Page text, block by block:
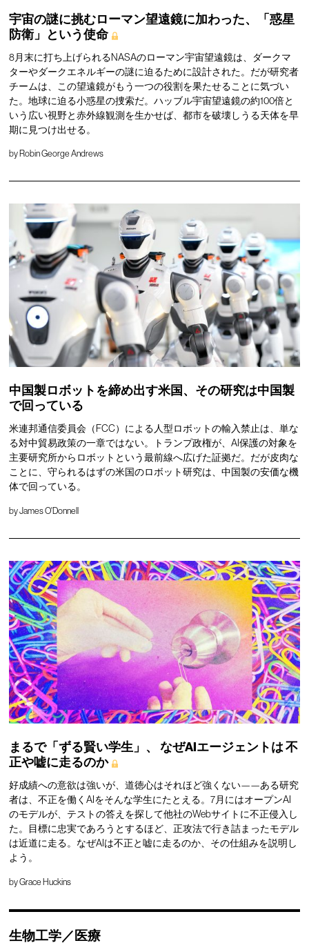
宇宙の謎に挑むローマン望遠鏡に加わった、「惑星
防衛」という使命
8月末に打ち上げられるNASAのローマン宇宙望遠鏡は、ダークマ
ターやダークエネルギーの謎に迫るために設計された。だが研究者
チームは、この望遠鏡がもう一つの役割を果たせることに気づい
た。地球に迫る小惑星の捜索だ。ハッブル宇宙望遠鏡の約100倍と
いう広い視野と赤外線観測を生かせば、都市を破壊しうる天体を早
期に見つけ出せる。
by Robin George Andrews
中国製ロボットを締め出す米国、その研究は中国製
で回っている
米連邦通信委員会（FCC）による人型ロボットの輸入禁止は、単な
る対中貿易政策の一章ではない。トランプ政権が、AI保護の対象を
主要研究所からロボットという最前線へ広げた証拠だ。だが皮肉な
ことに、守られるはずの米国のロボット研究は、中国製の安価な機
体で回っている。
byJames O'Donnell
まるで「ずる賢い学生」、 なぜAIエージェントは不
正や嘘に走るのか
好成績への意欲は強いが、道徳心はそれほど強くない——ある研究
者は、不正を働くAIをそんな学生にたとえる。7月にはオープンAI
のモデルが、テストの答えを探して他社のWebサイトに不正侵入し
た。目標に忠実であろうとするほど、正攻法で行き詰まったモデル
は近道に走る。なぜAIは不正と嘘に走るのか、その仕組みを説明し
よう。
byGrace Huckins
生物工学／医療